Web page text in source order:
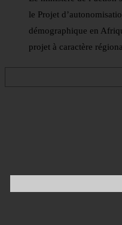
le Projet
démographique en
projet à caractère